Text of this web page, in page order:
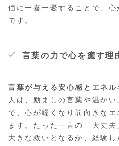
価に一喜一憂することで、
です。
言葉の力で心を癒す理
言葉が与える安心感とエネル
人は、励ましの言葉や温か
で、心が軽くなり前向きな
ます。たった一言の「大丈
大きな救いとなるか、経験